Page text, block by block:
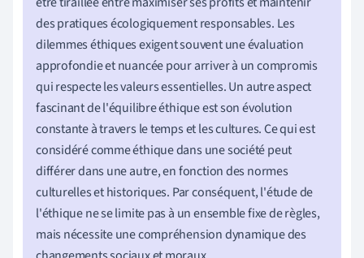
des pratiques écologiquement responsables. Les
dilemmes éthiques exigent souvent une évaluation
approfondie et nuancée pour arriver à un compromis
qui respecte les valeurs essentielles. Un autre aspect
fascinant de l'équilibre éthique est son évolution
constante à travers le temps et les cultures. Ce qui est
considéré comme éthique dans une société peut
différer dans une autre, en fonction des normes
culturelles et historiques. Par conséquent, l'étude de
l'éthique ne se limite pas à un ensemble fixe de règles,
mais nécessite une compréhension dynamique des